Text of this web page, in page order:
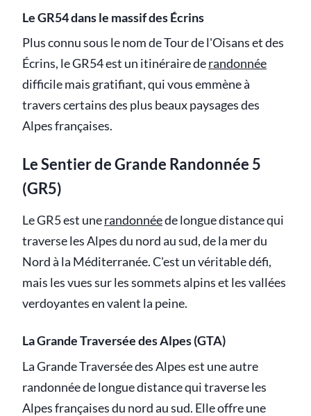
Le GR54 dans le massif des Écrins
Plus connu sous le nom de Tour de l'Oisans et des
Écrins, le GR54 est un itinéraire derandonnée
difficile mais gratifiant, qui vous emmène à
travers certains des plus beaux paysages des
Alpes françaises.
Le Sentier de Grande Randonnée 5
(GR5)
Le GR5 est unerandonnéede longue distance qui
traverse les Alpes du nord au sud, de la mer du
Nord à la Méditerranée. C'est un véritable défi,
mais les vues sur les sommets alpins et les vallées
verdoyantes en valent la peine.
La Grande Traversée des Alpes (GTA)
La Grande Traversée des Alpes est une autre
randonnée de longue distance qui traverse les
Alpes françaises du nord au sud. Elle offre une